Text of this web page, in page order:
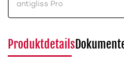
antigliss Pro
Produktdetails